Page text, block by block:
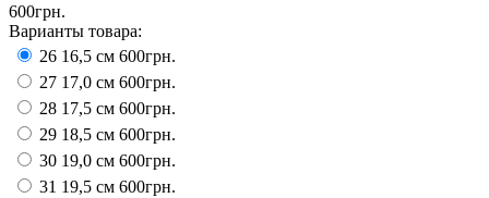
600грн.
Варианты товара:
26 16,5 см 600грн.
27 17,0 см 600грн.
28 17,5 см 600грн.
29 18,5 см 600грн.
30 19,0 см 600грн.
31 19,5 см 600грн.